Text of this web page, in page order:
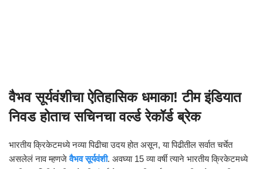
वैभव सूर्यवंशीचा ऐतिहासिक धमाका! टीम इंडियात
निवड होताच सचिनचा वर्ल्ड रेकॉर्ड ब्रेक
भारतीय क्रिकेटमध्ये नव्या पिढीचा उदय होत असून, या पिढीतील सर्वात चर्चेत
असलेलं नाव म्हणजेवैभव सूर्यवंशी. अवघ्या 15 व्या वर्षी त्याने भारतीय क्रिकेटमध्ये